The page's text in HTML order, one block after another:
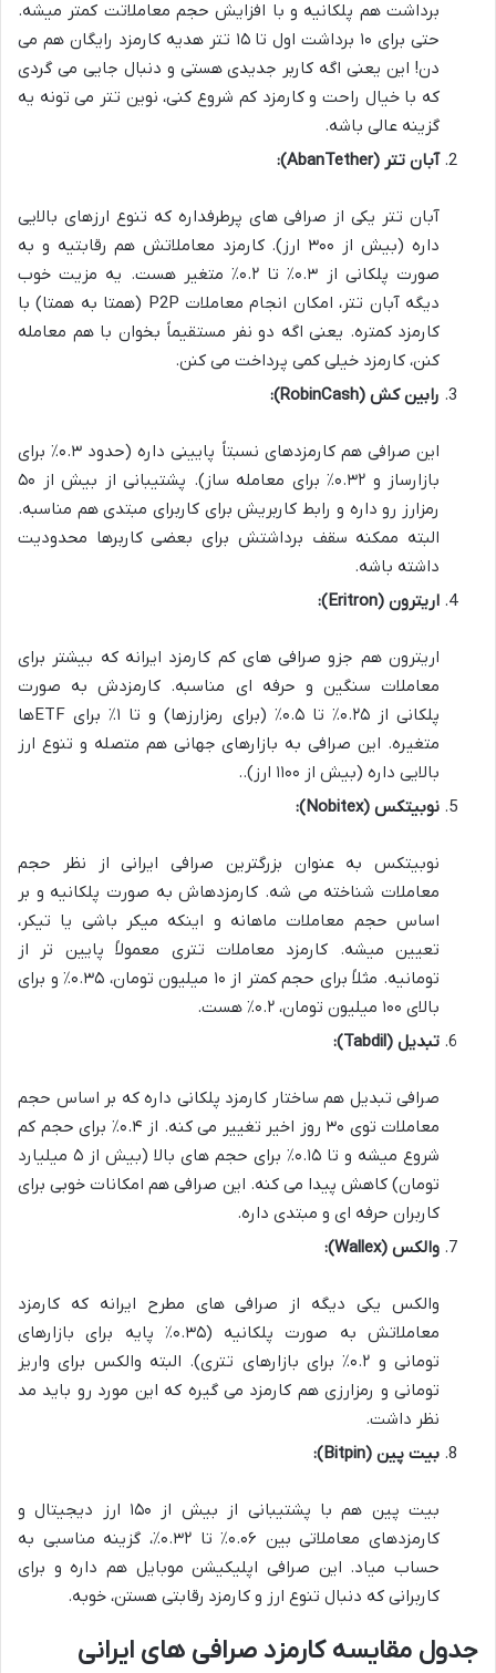
برداشت هم پلکانیه و با افزایش حجم معاملاتت کمتر میشه.
حتی برای ۱۰ برداشت اول تا ۱۵ تتر هدیه کارمزد رایگان هم می
دن! این یعنی اگه کاربر جدیدی هستی و دنبال جایی می گردی
که با خیال راحت و کارمزد کم شروع کنی، نوین تتر می تونه یه
گزینه عالی باشه.
آبان تتر (AbanTether):
آبان تتر یکی از صرافی های پرطرفداره که تنوع ارزهای بالایی
داره (بیش از ۳۰۰ ارز). کارمزد معاملاتش هم رقابتیه و به
صورت پلکانی از ۰.۳٪ تا ۰.۲٪ متغیر هست. یه مزیت خوب
دیگه آبان تتر، امکان انجام معاملات P2P (همتا به همتا) با
کارمزد کمتره. یعنی اگه دو نفر مستقیماً بخوان با هم معامله
کنن، کارمزد خیلی کمی پرداخت می کنن.
رابین کش (RobinCash):
این صرافی هم کارمزدهای نسبتاً پایینی داره (حدود ۰.۳٪ برای
بازارساز و ۰.۳۲٪ برای معامله ساز). پشتیبانی از بیش از ۵۰
رمزارز رو داره و رابط کاربریش برای کاربرای مبتدی هم مناسبه.
البته ممکنه سقف برداشتش برای بعضی کاربرها محدودیت
داشته باشه.
اریترون (Eritron):
اریترون هم جزو صرافی های کم کارمزد ایرانه که بیشتر برای
معاملات سنگین و حرفه ای مناسبه. کارمزدش به صورت
پلکانی از ۰.۲۵٪ تا ۰.۵٪ (برای رمزارزها) و تا ۱٪ برای ETFها
متغیره. این صرافی به بازارهای جهانی هم متصله و تنوع ارز
بالایی داره (بیش از ۱۱۰۰ ارز)..
نوبیتکس (Nobitex):
نوبیتکس به عنوان بزرگترین صرافی ایرانی از نظر حجم
معاملات شناخته می شه. کارمزدهاش به صورت پلکانیه و بر
اساس حجم معاملات ماهانه و اینکه میکر باشی یا تیکر،
تعیین میشه. کارمزد معاملات تتری معمولاً پایین تر از
تومانیه. مثلاً برای حجم کمتر از ۱۰ میلیون تومان، ۰.۳۵٪ و برای
بالای ۱۰۰ میلیون تومان، ۰.۲٪ هست.
تبدیل (Tabdil):
صرافی تبدیل هم ساختار کارمزد پلکانی داره که بر اساس حجم
معاملات توی ۳۰ روز اخیر تغییر می کنه. از ۰.۴٪ برای حجم کم
شروع میشه و تا ۰.۱۵٪ برای حجم های بالا (بیش از ۵ میلیارد
تومان) کاهش پیدا می کنه. این صرافی هم امکانات خوبی برای
کاربران حرفه ای و مبتدی داره.
والکس (Wallex):
والکس یکی دیگه از صرافی های مطرح ایرانه که کارمزد
معاملاتش به صورت پلکانیه (۰.۳۵٪ پایه برای بازارهای
تومانی و ۰.۲٪ برای بازارهای تتری). البته والکس برای واریز
تومانی و رمزارزی هم کارمزد می گیره که این مورد رو باید مد
نظر داشت.
بیت پین (Bitpin):
بیت پین هم با پشتیبانی از بیش از ۱۵۰ ارز دیجیتال و
کارمزدهای معاملاتی بین ۰.۰۶٪ تا ۰.۳۲٪، گزینه مناسبی به
حساب میاد. این صرافی اپلیکیشن موبایل هم داره و برای
کاربرانی که دنبال تنوع ارز و کارمزد رقابتی هستن، خوبه.
جدول مقایسه کارمزد صرافی های ایرانی